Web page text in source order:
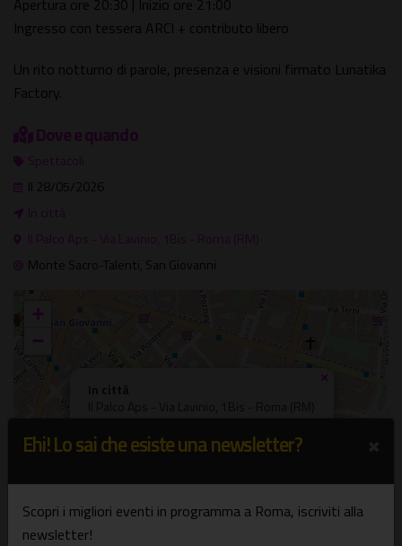
Apertura ore 20:30 | Inizio ore 21:00
Ingresso con tessera ARCI + contributo libero
Un rito notturno di parole, presenza e visioni firmato Lunatika
Factory.
Dove e quando
Spettacoli
Il 28/05/2026
In città
Il Palco Aps - Via Lavinio, 1Bis - Roma (RM)
Monte Sacro-Talenti, San Giovanni
×
+
−
Ehi! Lo sai che esiste una newsletter?
Scopri i migliori eventi in programma a Roma, iscriviti alla
newsletter!